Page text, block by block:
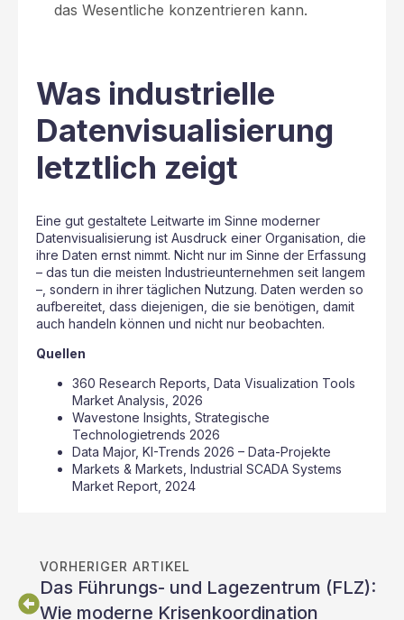
das Wesentliche konzentrieren kann.
Was industrielle
Datenvisualisierung
letztlich zeigt
Eine gut gestaltete Leitwarte im Sinne moderner
Datenvisualisierung ist Ausdruck einer Organisation, die
ihre Daten ernst nimmt. Nicht nur im Sinne der Erfassung
– das tun die meisten Industrieunternehmen seit langem
–, sondern in ihrer täglichen Nutzung. Daten werden so
aufbereitet, dass diejenigen, die sie benötigen, damit
auch handeln können und nicht nur beobachten.
Quellen
360 Research Reports, Data Visualization Tools
Market Analysis, 2026
Wavestone Insights, Strategische
Technologietrends 2026
Data Major, KI-Trends 2026 – Data-Projekte
Markets & Markets, Industrial SCADA Systems
Market Report, 2024
VORHERIGER ARTIKEL
Das Führungs- und Lagezentrum (FLZ):
Wie moderne Krisenkoordination